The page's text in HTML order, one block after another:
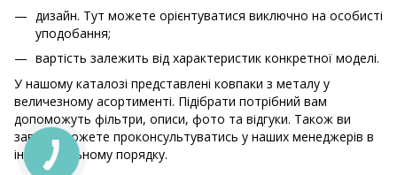
дизайн. Тут можете орієнтуватися виключно на особисті
уподобання;
вартість залежить від характеристик конкретної моделі.
У нашому каталозі представлені ковпаки з металу у
величезному асортименті. Підібрати потрібний вам
допоможуть фільтри, описи, фото та відгуки. Також ви
завжди можете проконсультуватись у наших менеджерів в
індивідуальному порядку.